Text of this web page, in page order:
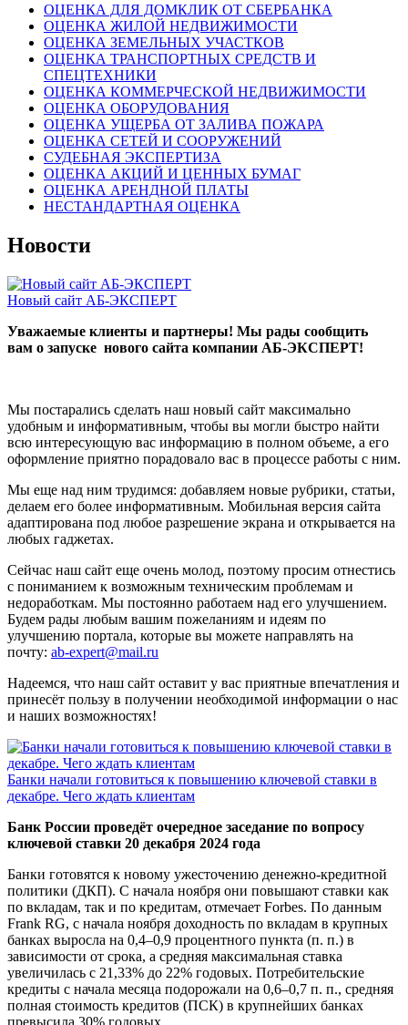
ОЦЕНКА ДЛЯ ДОМКЛИК ОТ СБЕРБАНКА
ОЦЕНКА ЖИЛОЙ НЕДВИЖИМОСТИ
ОЦЕНКА ЗЕМЕЛЬНЫХ УЧАСТКОВ
ОЦЕНКА ТРАНСПОРТНЫХ СРЕДСТВ И
СПЕЦТЕХНИКИ
ОЦЕНКА КОММЕРЧЕСКОЙ НЕДВИЖИМОСТИ
ОЦЕНКА ОБОРУДОВАНИЯ
ОЦЕНКА УЩЕРБА ОТ ЗАЛИВА ПОЖАРА
ОЦЕНКА СЕТЕЙ И СООРУЖЕНИЙ
СУДЕБНАЯ ЭКСПЕРТИЗА
ОЦЕНКА АКЦИЙ И ЦЕННЫХ БУМАГ
ОЦЕНКА АРЕНДНОЙ ПЛАТЫ
НЕСТАНДАРТНАЯ ОЦЕНКА
Новости
Новый сайт АБ-ЭКСПЕРТ
Уважаемые клиенты и партнеры! Мы рады сообщить
вам о запуске нового сайта компании АБ-ЭКСПЕРТ!
Мы постарались сделать наш новый сайт максимально
удобным и информативным, чтобы вы могли быстро найти
всю интересующую вас информацию в полном объеме, а его
оформление приятно порадовало вас в процессе работы с ним.
Мы еще над ним трудимся: добавляем новые рубрики, статьи,
делаем его более информативным. Мобильная версия сайта
адаптирована под любое разрешение экрана и открывается на
любых гаджетах.
Сейчас наш сайт еще очень молод, поэтому просим отнестись
с пониманием к возможным техническим проблемам и
недоработкам. Мы постоянно работаем над его улучшением.
Будем рады любым вашим пожеланиям и идеям по
улучшению портала, которые вы можете направлять на
почту: ab-expert@mail.ru
Надеемся, что наш сайт оставит у вас приятные впечатления и
принесёт пользу в получении необходимой информации о нас
и наших возможностях!
Банки начали готовиться к повышению ключевой ставки в
декабре. Чего ждать клиентам
Банк России проведёт очередное заседание по вопросу
ключевой ставки 20 декабря 2024 года
Банки готовятся к новому ужесточению денежно-кредитной
политики (ДКП). С начала ноября они повышают ставки как
по вкладам, так и по кредитам, отмечает Forbes. По данным
Frank RG, с начала ноября доходность по вкладам в крупных
банках выросла на 0,4–0,9 процентного пункта (п. п.) в
зависимости от срока, а средняя максимальная ставка
увеличилась с 21,33% до 22% годовых. Потребительские
кредиты с начала месяца подорожали на 0,6–0,7 п. п., средняя
полная стоимость кредитов (ПСК) в крупнейших банках
превысила 30% годовых.